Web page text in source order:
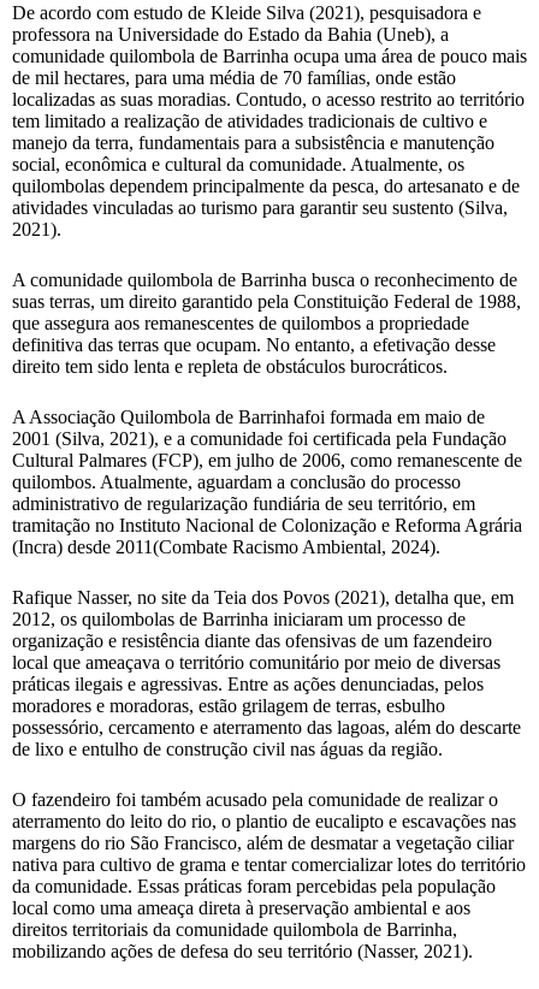
De acordo com estudo de Kleide Silva (2021), pesquisadora e
professora na Universidade do Estado da Bahia (Uneb), a
comunidade quilombola de Barrinha ocupa uma área de pouco mais
de mil hectares, para uma média de 70 famílias, onde estão
localizadas as suas moradias. Contudo, o acesso restrito ao território
tem limitado a realização de atividades tradicionais de cultivo e
manejo da terra, fundamentais para a subsistência e manutenção
social, econômica e cultural da comunidade. Atualmente, os
quilombolas dependem principalmente da pesca, do artesanato e de
atividades vinculadas ao turismo para garantir seu sustento (Silva,
2021).
A comunidade quilombola de Barrinha busca o reconhecimento de
suas terras, um direito garantido pela Constituição Federal de 1988,
que assegura aos remanescentes de quilombos a propriedade
definitiva das terras que ocupam. No entanto, a efetivação desse
direito tem sido lenta e repleta de obstáculos burocráticos.
A Associação Quilombola de Barrinhafoi formada em maio de
2001 (Silva, 2021), e a comunidade foi certificada pela Fundação
Cultural Palmares (FCP), em julho de 2006, como remanescente de
quilombos. Atualmente, aguardam a conclusão do processo
administrativo de regularização fundiária de seu território, em
tramitação no Instituto Nacional de Colonização e Reforma Agrária
(Incra) desde 2011(Combate Racismo Ambiental, 2024).
Rafique Nasser, no site da Teia dos Povos (2021), detalha que, em
2012, os quilombolas de Barrinha iniciaram um processo de
organização e resistência diante das ofensivas de um fazendeiro
local que ameaçava o território comunitário por meio de diversas
práticas ilegais e agressivas. Entre as ações denunciadas, pelos
moradores e moradoras, estão grilagem de terras, esbulho
possessório, cercamento e aterramento das lagoas, além do descarte
de lixo e entulho de construção civil nas águas da região.
O fazendeiro foi também acusado pela comunidade de realizar o
aterramento do leito do rio, o plantio de eucalipto e escavações nas
margens do rio São Francisco, além de desmatar a vegetação ciliar
nativa para cultivo de grama e tentar comercializar lotes do território
da comunidade. Essas práticas foram percebidas pela população
local como uma ameaça direta à preservação ambiental e aos
direitos territoriais da comunidade quilombola de Barrinha,
mobilizando ações de defesa do seu território (Nasser, 2021).